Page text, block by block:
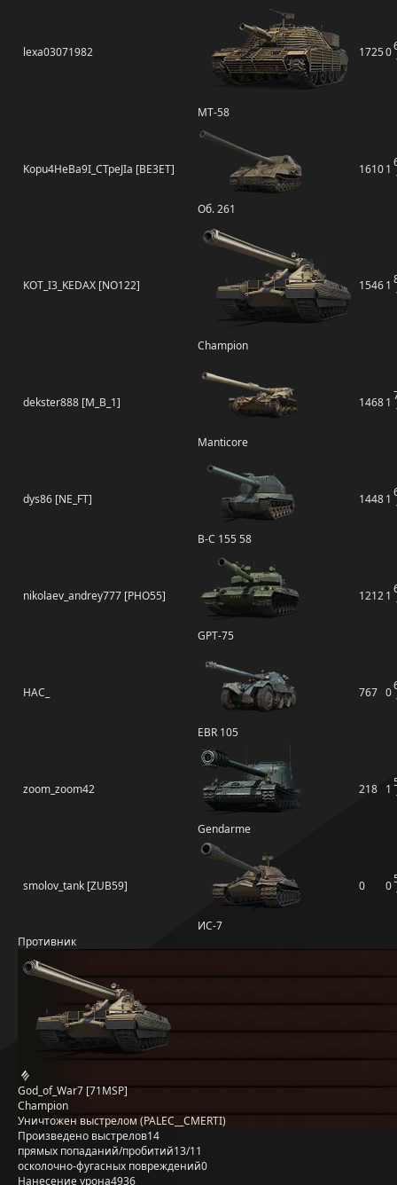
lexa03071982
MT-58
17250
Kopu4HeBa9I_CTpeJIa [BE3ET]
Об. 261
16101
KOT_I3_KEDAX [NO122]
Champion
15461
dekster888 [M_B_1]
Manticore
14681
dys86 [NE_FT]
B-C 155 58
14481
nikolaev_andrey777 [PHO55]
GPT-75
12121
HAC_
EBR 105
767 0
zoom_zoom42
Gendarme
218 1
smolov_tank [ZUB59]
ИС-7
0 0
Противник
God_of_War7 [71MSP]
Champion
Уничтожен выстрелом (PALEC__CMERTI)
Произведено выстрелов14
прямых попаданий/пробитий13/11
осколочно-фугасных повреждений0
Нанесение урона4936